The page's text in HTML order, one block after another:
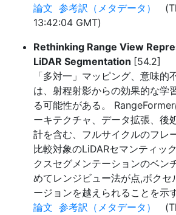
論文 参考訳（メタデータ）
13:42:04 GMT)
Rethinking Range View
LiDAR Segmentation [54.2]
「多対一」マッピング、意味的
は、射程射影からの効果的な学
る可能性がある。
ーキテクチャ、データ拡張、後
計を含む、フルサイクルのフレ
比較対象のLiDARセマンティッ
クスセグメンテーションのベン
めてレンジビュー法が点,ボクセ
ージョンを越えられることを示す
論文 参考訳（メタデータ）